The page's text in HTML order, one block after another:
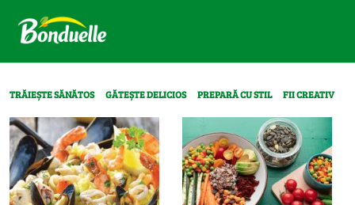
TRĂIEȘTE SĂNĂTOS GĂTEȘTE DELICIOS PREPARĂ CU STIL FII CREATIV